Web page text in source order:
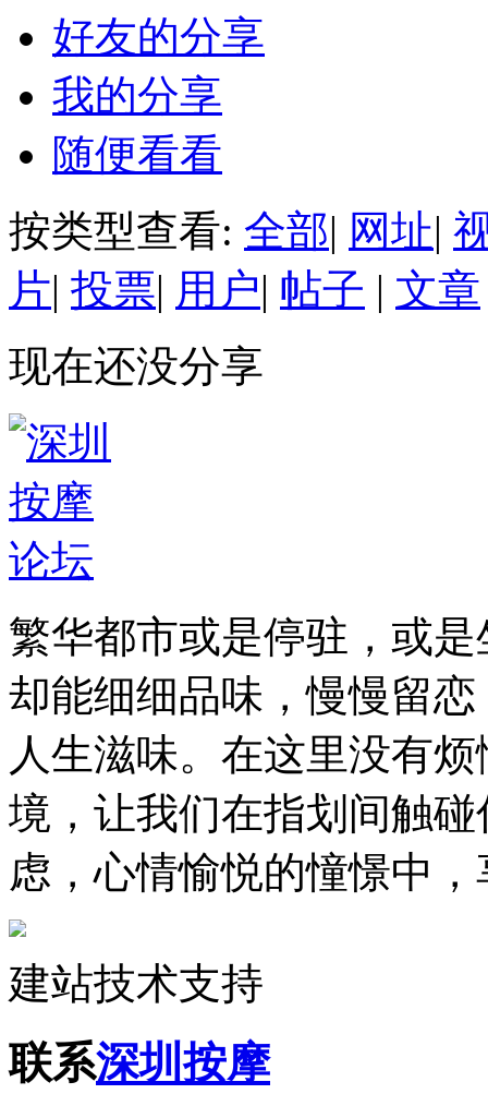
好友的分享
我的分享
随便看看
按类型查看: 全部| 网址|
片| 投票| 用户| 帖子 | 文章
现在还没分享
繁华都市或是停驻，或
却能细细品味，慢慢留
人生滋味。在这里没有
境，让我们在指划间触
虑，心情愉悦的憧憬中
建站技术支持
联系深圳按摩